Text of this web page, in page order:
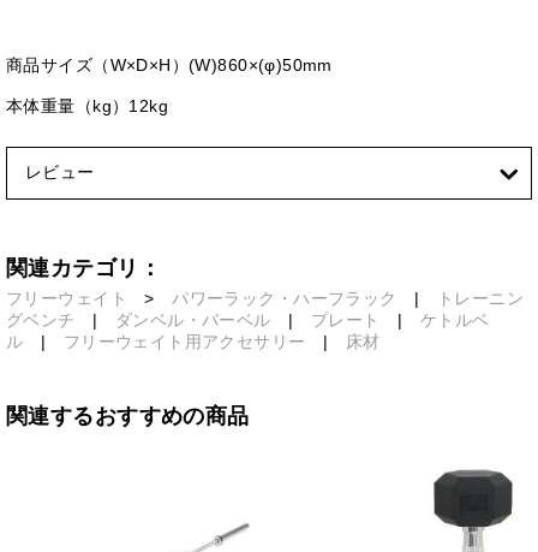
商品サイズ（W×D×H）(W)860×(φ)50mm
本体重量（kg）12kg
レビュー
関連カテゴリ：
フリーウェイト > パワーラック・ハーフラック |
トレーニン
グベンチ
| ダンベル・バーベル | プレート | ケトルベ
ル | フリーウェイト用アクセサリー | 床材
関連するおすすめの商品